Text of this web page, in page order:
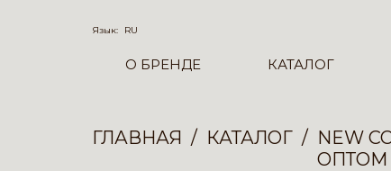
Язык: RU
О БРЕНДЕ КАТАЛОГ
ГЛАВНАЯ КАТАЛОГ
NEW
ОПТОМ